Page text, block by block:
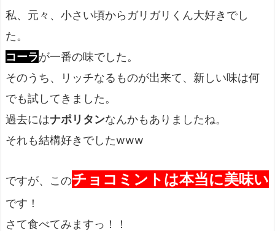
私、元々、小さい頃からガリガリくん大好きでし
た。
コーラが一番の味でした。
そのうち、リッチなるものが出来て、新しい味は何
でも試してきました。
過去にはナポリタンなんかもありましたね。
それも結構好きでしたwww
ですが、このチョコミントは本当に美味い
です！
さて食べてみますっ！！